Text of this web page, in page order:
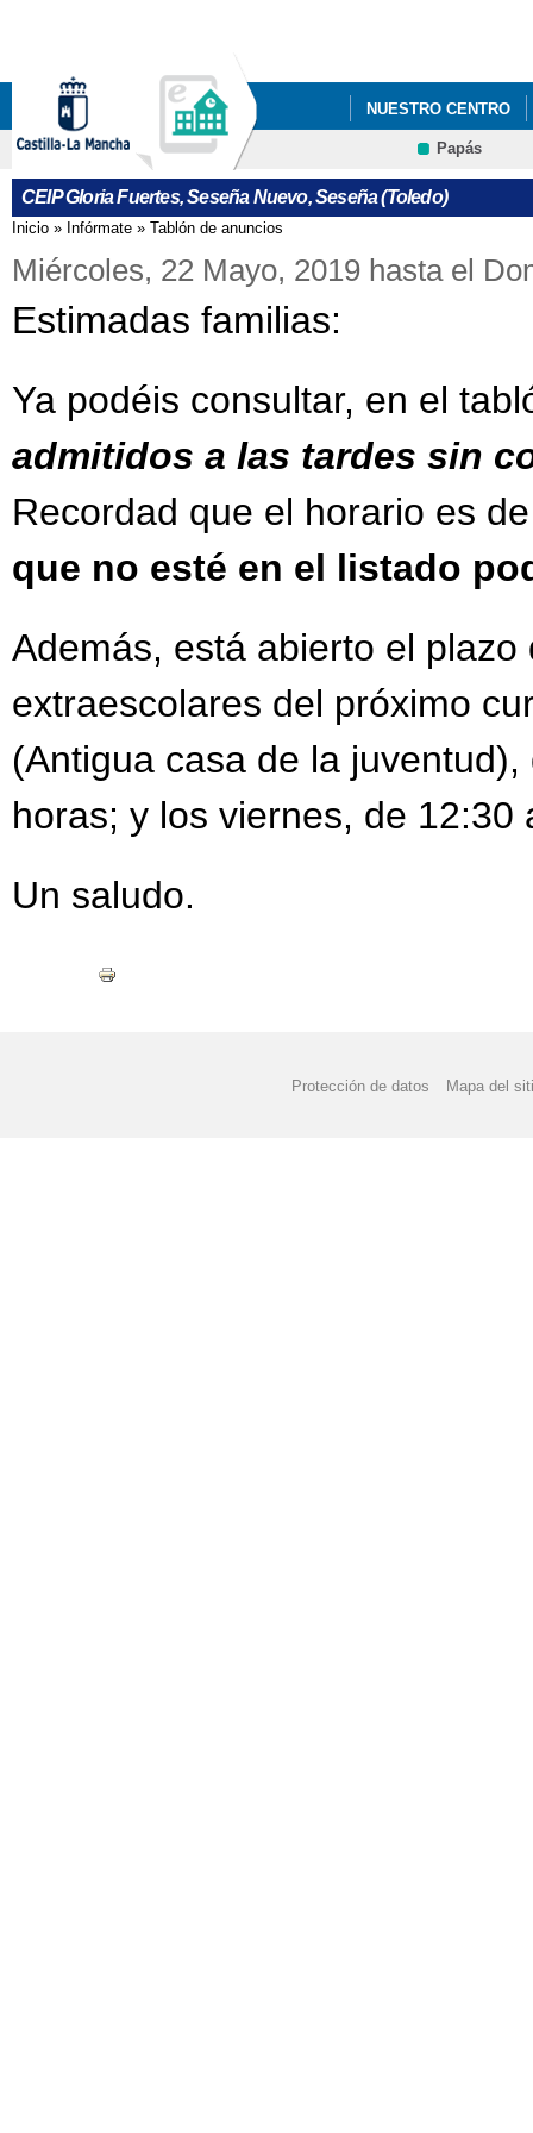
NUESTRO CENTRO
Papás
CEIP Gloria Fuertes, Seseña Nuevo, Seseña (Toledo)
Se encuentra usted aquí
Inicio » Infórmate » Tablón de anuncios
Miércoles, 22 Mayo, 2019 hasta el
Estimadas familias:
Ya podéis consultar, en el
admitidos a las tardes sin
Recordad que el horario es
que no esté en el listado
Además, está abierto el
extraescolares del próximo
(Antigua casa de la
horas; y los viernes, de 12:30
Un saludo.
Protección de datos Mapa del